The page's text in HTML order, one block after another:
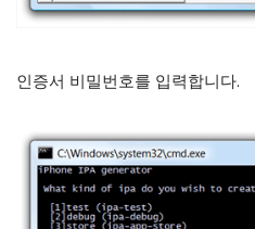
인증서 비밀번호를 입력합니다.